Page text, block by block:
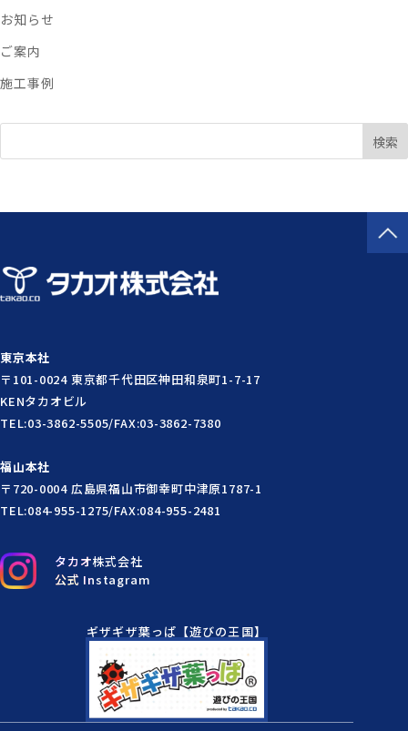
カ
イ
ブ
お知らせ
ご案内
施工事例
検索
タカオ株式会社
公式 Instagram
東京本社
〒101-0024 東京都千代田区神田和泉町1-7-17
KENタカオビル
TEL:03-3862-5505/FAX:03-3862-7380
福山本社
〒720-0004 広島県福山市御幸町中津原1787-1
TEL:084-955-1275/FAX:084-955-2481
ギザギザ葉っぱ【遊びの王国】